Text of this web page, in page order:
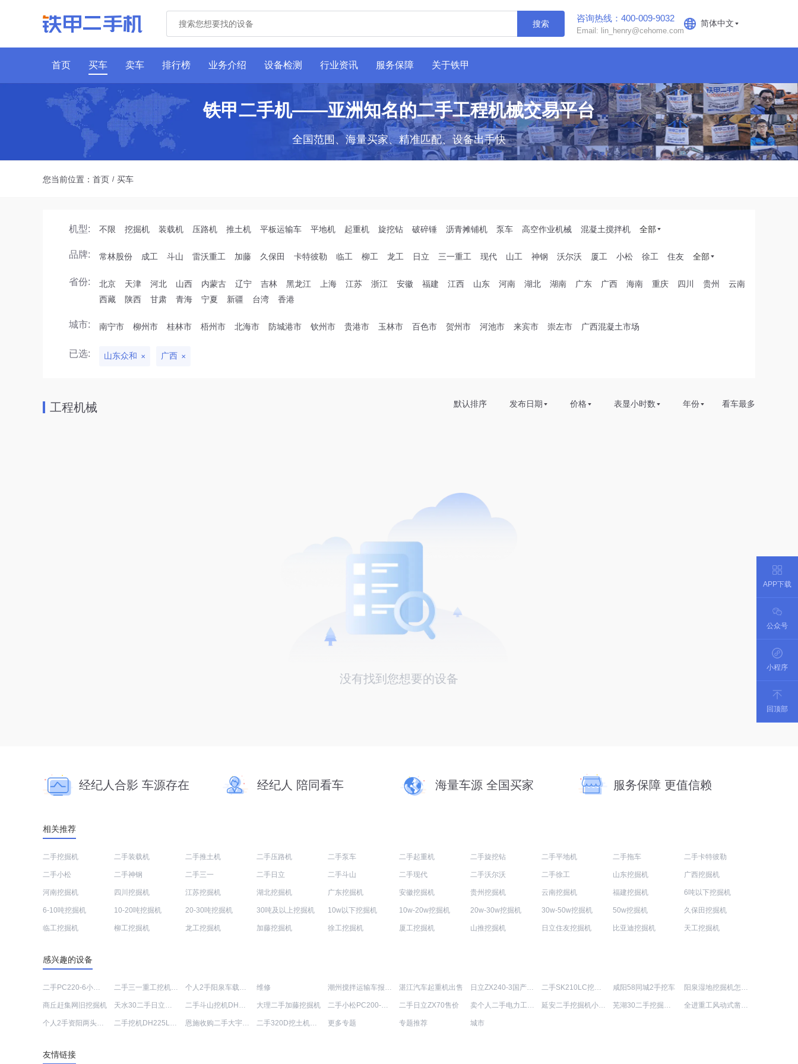
搜索
咨询热线：400-009-9032
Email: lin_henry@cehome.com
简体中文
首页 买车 卖车 排行榜 业务介绍 设备检测 行业资讯 服务保障 关于铁甲
铁甲二手机——亚洲知名的二手工程机械交易平台
全国范围、海量买家、精准匹配、设备出手快
您当前位置： 首页 / 买车
机型: 不限 挖掘机 装载机 压路机 推土机 平板运输车 平地机 起重机 旋挖钻 破碎锤 沥青摊铺机 泵车 高空作业机械 混凝土搅拌机 全部
品牌: 常林股份 成工 斗山 雷沃重工 加藤 久保田 卡特彼勒 临工 柳工 龙工 日立 三一重工 现代 山工 神钢 沃尔沃 厦工 小松 徐工 住友 全部
省份: 北京 天津 河北 山西 内蒙古 辽宁 吉林 黑龙江 上海 江苏 浙江 安徽 福建 江西 山东 河南 湖北 湖南 广东 广西 海南 重庆 四川 贵州
云南
西藏
陕西 甘肃 青海 宁夏 新疆 台湾 香港
城市: 南宁市 柳州市 桂林市 梧州市 北海市 防城港市 钦州市 贵港市 玉林市 百色市 贺州市 河池市 来宾市 崇左市 广西混凝土市场
已选: 山东众和 广西
工程机械 默认排序 发布日期 价格 表显小时数 年份 看车最多
没有找到您想要的设备
经纪人合影 车源存在 经纪人 陪同看车 海量车源 全国买家 服务保障 更值信赖
相关推荐
二手挖掘机 二手装载机 二手推土机 二手压路机 二手泵车 二手起重机 二手旋挖钻 二手平地机 二手拖车 二手卡特彼勒
二手小松 二手神钢 二手三一 二手日立 二手斗山 二手现代 二手沃尔沃 二手徐工 山东挖掘机 广西挖掘机
河南挖掘机 四川挖掘机 江苏挖掘机 湖北挖掘机 广东挖掘机 安徽挖掘机 贵州挖掘机 云南挖掘机 福建挖掘机 6吨以下挖掘机
6-10吨挖掘机 10-20吨挖掘机 20-30吨挖掘机 30吨及以上挖掘机 10w以下挖掘机 10w-20w挖掘机 20w-30w挖掘机 30w-50w挖掘机 50w挖掘机 久保田挖掘机
临工挖掘机 柳工挖掘机 龙工挖掘机 加藤挖掘机 徐工挖掘机 厦工挖掘机 山推挖掘机 日立住友挖掘机 比亚迪挖掘机 天工挖掘机
感兴趣的设备
二手PC220-6小松钩机价格查询 二手三一重工挖机SY235C一般多少钱 个人2手阳泉车载泵多少钱 维修 潮州搅拌运输车报价表 湛江汽车起重机出售 日立ZX240-3国产勾机销售电话 二手SK210LC挖掘机值多少钱 咸阳58同城2手挖车 阳泉湿地挖掘机怎么样
商丘赶集网旧挖掘机 天水30二手日立挖掘机 二手斗山挖机DH300LC-7出售信息 大理二手加藤挖掘机 二手小松PC200-7挖掘机销售电话 二手日立ZX70售价 卖个人二手电力工程设备 延安二手挖掘机小型多少钱 芜湖30二手挖掘机小型 全进重工风动式凿岩机招商
个人2手资阳两头忙交易市场 二手挖机DH225LC-7报价 恩施收购二手大宇挖机 二手320D挖土机价格 更多专题 专题推荐 城市
友情链接
APP下载
公众号
小程序
回顶部